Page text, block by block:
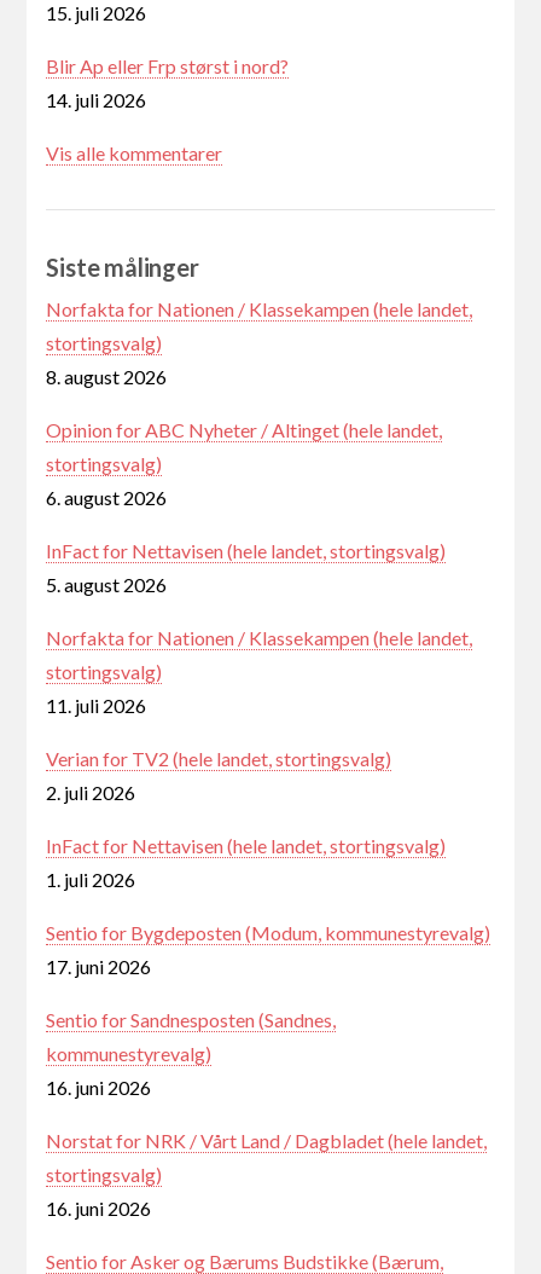
15. juli 2026
Blir Ap eller Frp størst i nord?
14. juli 2026
Vis alle kommentarer
Siste målinger
Norfakta for Nationen / Klassekampen (hele landet,
stortingsvalg)
8. august 2026
Opinion for ABC Nyheter / Altinget (hele landet,
stortingsvalg)
6. august 2026
InFact for Nettavisen (hele landet, stortingsvalg)
5. august 2026
Norfakta for Nationen / Klassekampen (hele landet,
stortingsvalg)
11. juli 2026
Verian for TV2 (hele landet, stortingsvalg)
2. juli 2026
InFact for Nettavisen (hele landet, stortingsvalg)
1. juli 2026
Sentio for Bygdeposten (Modum, kommunestyrevalg)
17. juni 2026
Sentio for Sandnesposten (Sandnes,
kommunestyrevalg)
16. juni 2026
Norstat for NRK / Vårt Land / Dagbladet (hele landet,
stortingsvalg)
16. juni 2026
Sentio for Asker og Bærums Budstikke (Bærum,